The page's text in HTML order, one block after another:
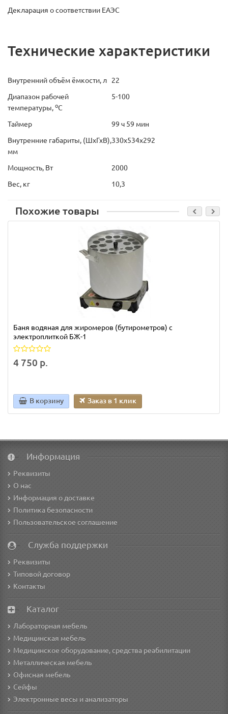
Декларация о соответствии ЕАЭС
Технические характеристики
Внутренний объём ёмкости, л
22
Диапазон рабочей
температуры, oC
5-100
Таймер
99 ч 59 мин
Внутренние габариты, (ШхГхВ),
мм
330х534х292
Мощность, Вт
2000
Вес, кг
10,3
Похожие товары
Баня водяная для жиромеров (бутирометров) с
электроплиткой БЖ-1
4 750 р.
В корзину Заказ в 1 клик
Информация
Реквизиты
О нас
Информация о доставке
Политика безопасности
Пользовательское соглашение
Служба поддержки
Реквизиты
Типовой договор
Контакты
Каталог
Лабораторная мебель
Медицинская мебель
Медицинское оборудование, средства реабилитации
Металлическая мебель
Офисная мебель
Сейфы
Электронные весы и анализаторы